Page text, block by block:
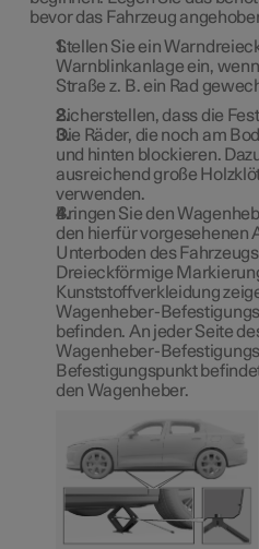
bevor das Fahrzeug
Stellen Sie ein
Warnblinkanlage ein,
Straße z. B. ein Rad
Sicherstellen, dass die
Die Räder, die noch am
und hinten blockieren.
ausreichend große
verwenden.
Bringen Sie den
den hierfür vorgesehenen
Unterboden des
Dreieckförmige
Kunststoffverkleidung
Wagenheber-
befinden. An jeder Seite
Wagenheber-
Befestigungspunkt
den Wagenheber.